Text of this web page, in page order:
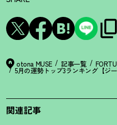
otona MUSE 記事一覧
5月の運勢トップ3ランキング【ジ
関連記事